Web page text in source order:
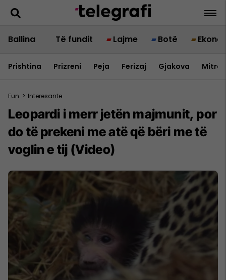
Ballina Të fundit Lajme Botë
Prishtina Prizreni Peja Ferizaj Gjakova
Fun > Interesante
Leopardi i merr jetën majmunit, por
do të prekeni me atë që bëri me të
voglin e tij (Video)